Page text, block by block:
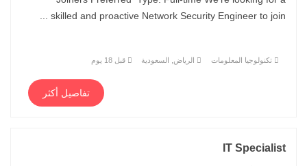
skilled and proactive Network Security Engineer to join ...
تكنولوجيا المعلومات الرياض, السعودية قبل 18 يوم
تفاصيل أكثر
IT Specialist